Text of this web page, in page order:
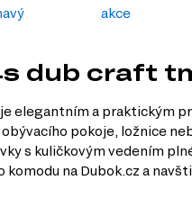
akce
dub craft
elegantním a praktickým
obývacího pokoje, ložnice
s kuličkovým vedením
na Dubok.cz a